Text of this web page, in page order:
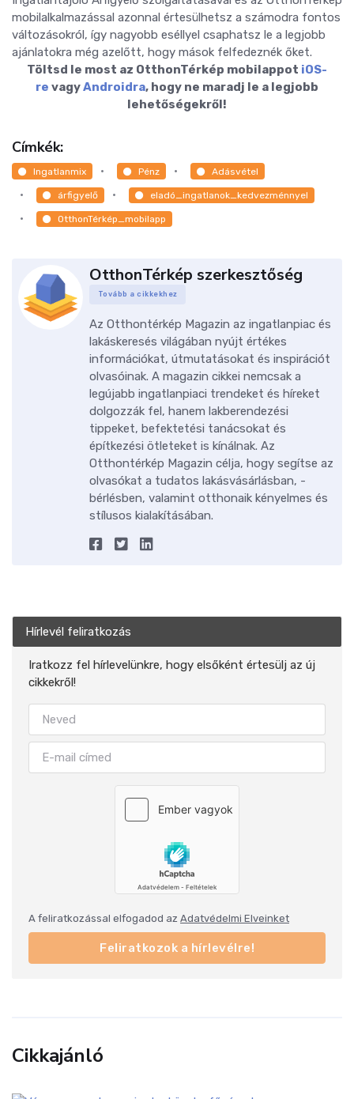
mobilalkalmazással azonnal értesülhetsz a számodra fontos
változásokról, így nagyobb eséllyel csaphatsz le a legjobb
ajánlatokra még azelőtt, hogy mások felfedeznék őket.
Töltsd le most az OtthonTérkép mobilappot iOS-
re vagyAndroidra, hogy ne maradj le a legjobb
lehetőségekről!
Címkék:
Ingatlanmix Pénz Adásvétel
árfigyelő eladó_ingatlanok_kedvezménnyel
OtthonTérkép_mobilapp
OtthonTérkép szerkesztőség
Tovább a cikkekhez
Az Otthontérkép Magazin az ingatlanpiac és
lakáskeresés világában nyújt értékes
információkat, útmutatásokat és inspirációt
olvasóinak. A magazin cikkei nemcsak a
legújabb ingatlanpiaci trendeket és híreket
dolgozzák fel, hanem lakberendezési
tippeket, befektetési tanácsokat és
építkezési ötleteket is kínálnak. Az
Otthontérkép Magazin célja, hogy segítse az
olvasókat a tudatos lakásvásárlásban, -
bérlésben, valamint otthonaik kényelmes és
stílusos kialakításában.
Hírlevél feliratkozás
Iratkozz fel hírlevelünkre, hogy elsőként értesülj az új
cikkekről!
A feliratkozással elfogadod az Adatvédelmi Elveinket
Feliratkozok a hírlevélre!
Cikkajánló